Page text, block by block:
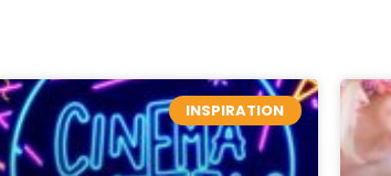
INSPIRATION